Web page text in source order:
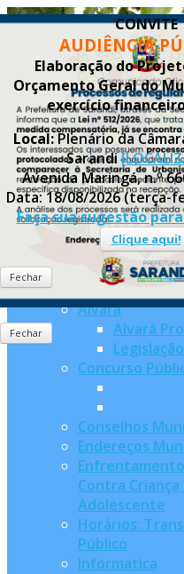
Inicial
Notícias
Serviços
Alvará
Alvará
Legislação
Concurso
Conselhos
Endereços
Contra Criança
Adolescente
Horários:
Público
Informatica
Fechar
CONVITE
AUDIÊNCIA
Elaboração do
Orçamento Geral do
exercício
Local:Plenário da
Sarandi
Avenida Maringá, n.º
Data: 18/08/2026 (terça-
Faça sua sugestão para
Clique aqui!
Fechar